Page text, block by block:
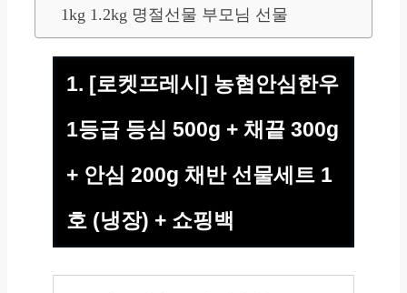
1kg 1.2kg 명절선물 부모님 선물
1. [로켓프레시] 농협안심한우
1등급 등심 500g + 채끝 300g
+ 안심 200g 채반 선물세트 1
호 (냉장) + 쇼핑백